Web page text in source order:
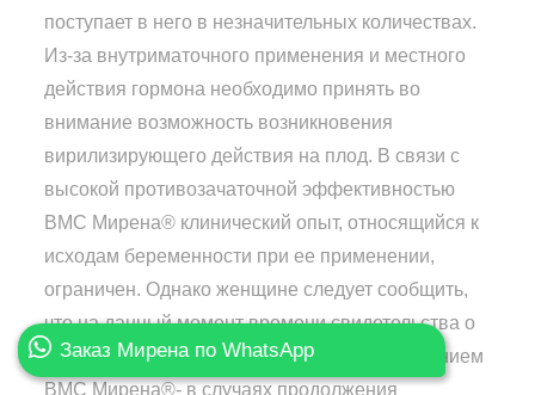
поступает в него в незначительных количествах.
Из-за внутриматочного применения и местного
действия гормона необходимо принять во
внимание возможность возникновения
вирилизирующего действия на плод. В связи с
высокой противозачаточной эффективностью
ВМС Мирена® клинический опыт, относящийся к
исходам беременности при ее применении,
ограничен. Однако женщине следует сообщить,
что на данный момент времени свидетельства о
врожденных дефектах, вызванных применением
ВМС Мирена®- в случаях продолжения
Заказ Мирена по WhatsApp